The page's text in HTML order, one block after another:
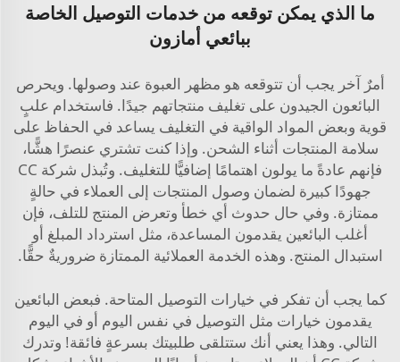
ما الذي يمكن توقعه من خدمات التوصيل الخاصة
ببائعي أمازون
أمرٌ آخر يجب أن تتوقعه هو مظهر العبوة عند وصولها. ويحرص
البائعون الجيدون على تغليف منتجاتهم جيدًا. فاستخدام علبٍ
قوية وبعض المواد الواقية في التغليف يساعد في الحفاظ على
سلامة المنتجات أثناء الشحن. وإذا كنت تشتري عنصرًا هشًّا،
فإنهم عادةً ما يولون اهتمامًا إضافيًّا للتغليف. وتُبذل شركة CC
جهودًا كبيرة لضمان وصول المنتجات إلى العملاء في حالةٍ
ممتازة. وفي حال حدوث أي خطأ وتعرض المنتج للتلف، فإن
أغلب البائعين يقدمون المساعدة، مثل استرداد المبلغ أو
استبدال المنتج. وهذه الخدمة العملائية الممتازة ضروريةٌ حقًّا.
كما يجب أن تفكر في خيارات التوصيل المتاحة. فبعض البائعين
يقدمون خيارات مثل التوصيل في نفس اليوم أو في اليوم
التالي. وهذا يعني أنك ستتلقى طلبيتك بسرعةٍ فائقة! وتدرك